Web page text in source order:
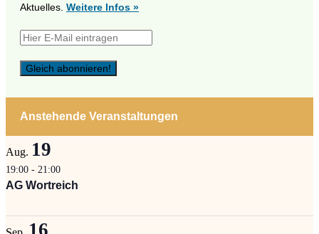
Aktuelles. Weitere Infos »
Anstehende Veranstaltungen
Aug. 19
19:00 - 21:00
AG Wortreich
16